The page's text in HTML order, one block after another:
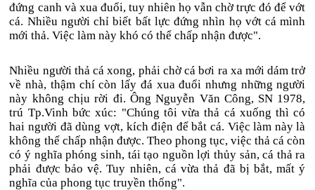
đứng canh và xua đuổi, tuy nhiên họ vẫn chờ trực đó để vớt
cá. Nhiều người chỉ biết bất lực đứng nhìn họ vớt cá mình
mới thả. Việc làm này khó có thể chấp nhận được".
Nhiều người thả cá xong, phải chờ cá bơi ra xa mới dám trở
về nhà, thậm chí còn lấy đá xua đuổi nhưng những người
này không chịu rời đi. Ông Nguyễn Văn Công, SN 1978,
trú Tp.Vinh bức xúc: "Chúng tôi vừa thả cá xuống thì có
hai người đã dùng vợt, kích điện để bắt cá. Việc làm này là
không thể chấp nhận được. Theo phong tục, việc thả cá còn
có ý nghĩa phóng sinh, tái tạo nguồn lợi thủy sản, cá thả ra
phải được bảo vệ. Tuy nhiên, cá vừa thả đã bị bắt, mất ý
nghĩa của phong tục truyền thống".